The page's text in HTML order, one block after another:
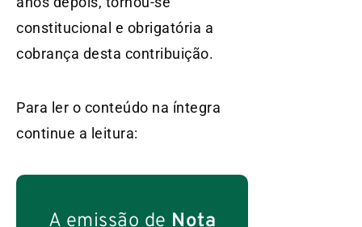
constitucional e obrigatória a
cobrança desta contribuição.
Para ler o conteúdo na íntegra
continue a leitura:
A emissão de Nota